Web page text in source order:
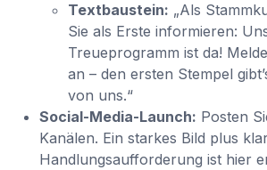
Textbaustein: „Als
Sie als Erste informieren:
Treueprogramm ist da!
an – den ersten Stempel
von uns.“
Social-Media-Launch: Posten
Kanälen. Ein starkes Bild plus
Handlungsaufforderung ist hier